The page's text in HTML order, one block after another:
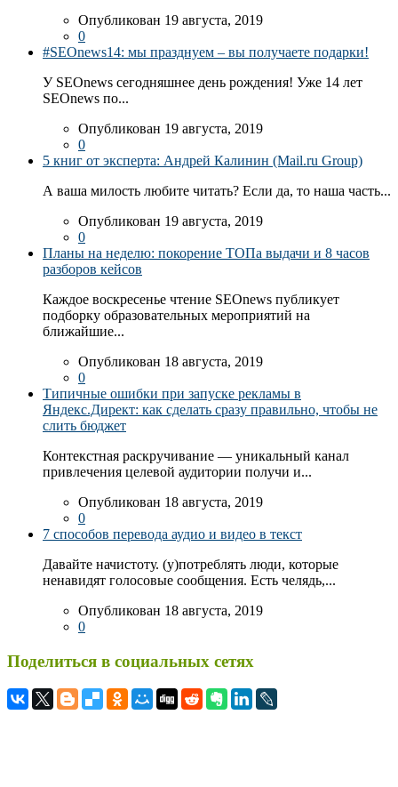
Опубликован 19 августа, 2019
0
#SEOnews14: мы празднуем – вы получаете подарки!
У SEOnews сегодняшнее день рождения! Уже 14 лет
SEOnews по...
Опубликован 19 августа, 2019
0
5 книг от эксперта: Андрей Калинин (Mail.ru Group)
А ваша милость любите читать? Если да, то наша часть...
Опубликован 19 августа, 2019
0
Планы на неделю: покорение ТОПа выдачи и 8 часов
разборов кейсов
Каждое воскресенье чтение SEOnews публикует
подборку образовательных мероприятий на
ближайшие...
Опубликован 18 августа, 2019
0
Типичные ошибки при запуске рекламы в
Яндекс.Директ: как сделать сразу правильно, чтобы не
слить бюджет
Контекстная раскручивание — уникальный канал
привлечения целевой аудитории получи и...
Опубликован 18 августа, 2019
0
7 способов перевода аудио и видео в текст
Давайте начистоту. (у)потреблять люди, которые
ненавидят голосовые сообщения. Есть челядь,...
Опубликован 18 августа, 2019
0
Поделиться в социальных сетях